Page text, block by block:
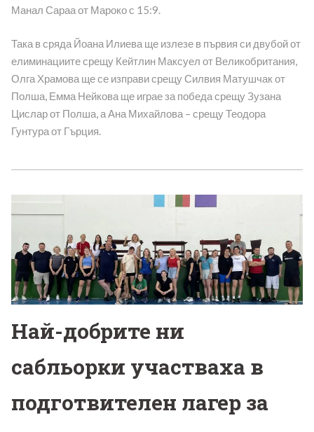
Манал Сараа от Мароко с 15:9.
Така в сряда Йоана Илиева ще излезе в първия си двубой от
елиминациите срещу Кейтлин Максуел от Великобритания,
Олга Храмова ще се изправи срещу Силвия Матушчак от
Полша, Емма Нейкова ще играе за победа срещу Зузана
Цислар от Полша, а Ана Михайлова – срещу Теодора
Гунтура от Гърция.
Най-добрите ни
сабльорки участваха в
подготвителен лагер за